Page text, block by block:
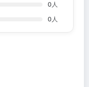
0 人
0 人